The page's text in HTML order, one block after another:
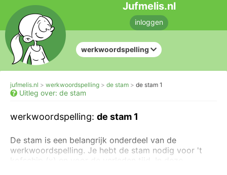
Jufmelis.nl
inloggen
werkwoordspelling
jufmelis.nl werkwoordspelling de stam de stam 1
Uitleg over: de stam
werkwoordspelling: de stam 1
De stam is een belangrijk onderdeel van de
werkwoordspelling. Je hebt de stam nodig voor 't
kofschip (x) en voor de verleden tijd. In deze